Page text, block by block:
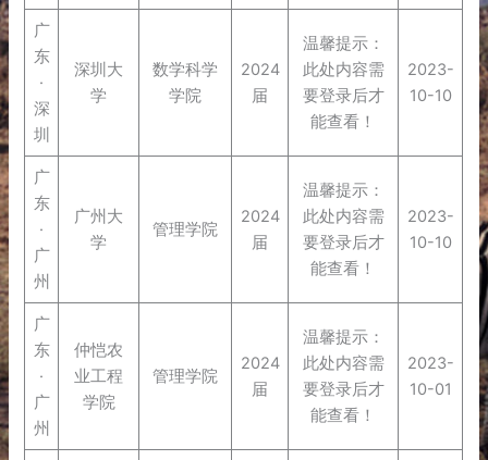
广
东
·
深
圳
深圳大
学
数学科学
学院
2024
届
温馨提示：
此处内容需
要登录后才
能查看！
2023-
10-10
广
东
·
广
州
广州大
学
管理学院
2024
届
温馨提示：
此处内容需
要登录后才
能查看！
2023-
10-10
广
东
·
广
州
仲恺农
业工程
学院
管理学院
2024
届
温馨提示：
此处内容需
要登录后才
能查看！
2023-
10-01